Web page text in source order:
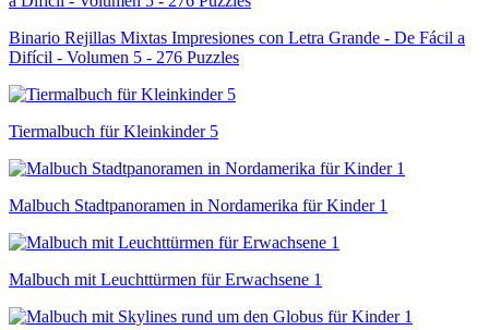
Binario Rejillas Mixtas Impresiones con Letra Grande - De Fácil a
Difícil - Volumen 5 - 276 Puzzles
Tiermalbuch für Kleinkinder 5
Malbuch Stadtpanoramen in Nordamerika für Kinder 1
Malbuch mit Leuchttürmen für Erwachsene 1